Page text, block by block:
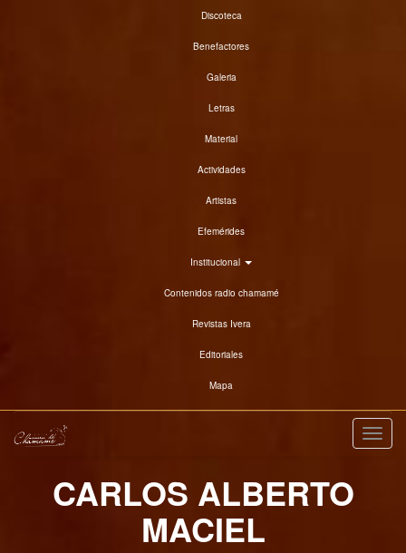
Discoteca
Benefactores
Galeria
Letras
Material
Actividades
Artistas
Efemérides
Institucional
Contenidos radio chamamé
Revistas Ivera
Editoriales
Mapa
CARLOS ALBERTO
MACIEL